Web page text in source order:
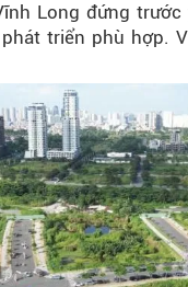
Long đứng trước
triển phù hợp.